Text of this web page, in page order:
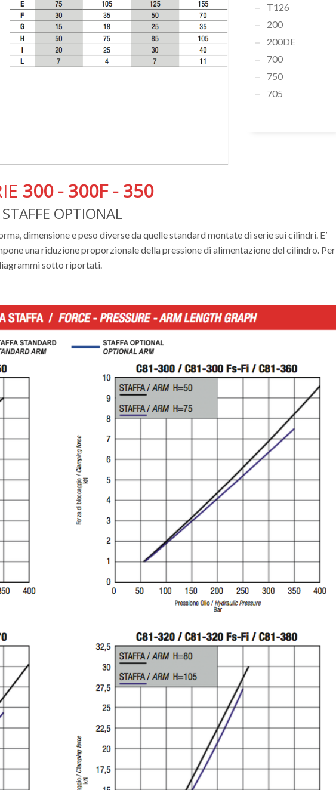
T126
200
200DE
700
750
705
300 - 300F - 350
STAFFE OPTIONAL
dimensione e peso diverse da quelle standard montate di serie sui cilindri. E’
una riduzione proporzionale della pressione di alimentazione del cilindro. Per
sotto riportati.